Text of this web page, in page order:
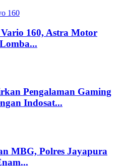
160, Astra Motor
Pengalaman Gaming
Indosat...
MBG, Polres Jayapura